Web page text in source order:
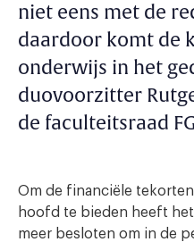
niet eens met de
daardoor komt de
onderwijs in het
duovoorzitter
de faculteitsraad
Om de financiële
hoofd te bieden heeft
meer besloten om in de